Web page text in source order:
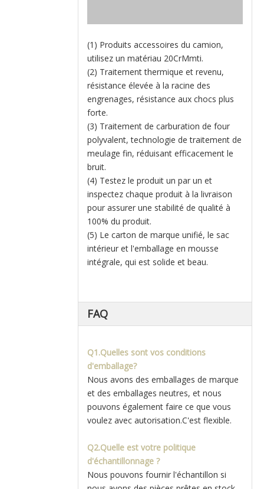
(1) Produits accessoires du camion,
utilisez un matériau 20CrMmti.
(2) Traitement thermique et revenu,
résistance élevée à la racine des
engrenages, résistance aux chocs plus
forte.
(3) Traitement de carburation de four
polyvalent, technologie de traitement de
meulage fin, réduisant efficacement le
bruit.
(4) Testez le produit un par un et
inspectez chaque produit à la livraison
pour assurer une stabilité de qualité à
100% du produit.
(5) Le carton de marque unifié, le sac
intérieur et l'emballage en mousse
intégrale, qui est solide et beau.
FAQ
Q1.Quelles sont vos conditions
d'emballage?
Nous avons des emballages de marque
et des emballages neutres, et nous
pouvons également faire ce que vous
voulez avec autorisation.C'est flexible.
Q2.Quelle est votre politique
d'échantillonnage ?
Nous pouvons fournir l'échantillon si